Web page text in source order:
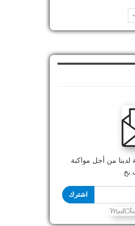
لدينا من أجل مواكبة
اشترك